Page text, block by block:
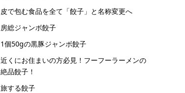
皮で包む食品を全て「餃子」と名称変更へ
房総ジャンボ餃子
1個50gの黒豚ジャンボ餃子
近くにお住まいの方必見！フーフーラーメンの
絶品餃子！
旅する餃子